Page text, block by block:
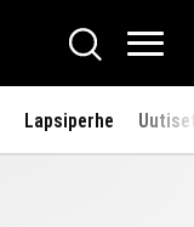
Hae
Lapsiperhe